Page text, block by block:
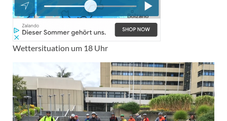
Wettersituation um 18 Uhr